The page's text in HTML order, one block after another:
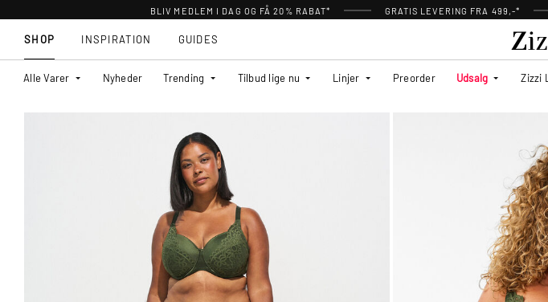
BLIV MEDLEM I DAG OG FÅ 20% RABAT* GRATIS LEVERING FRA 499,-*
SHOP
Alle Varer Nyheder Trending Tilbud lige nu Linjer Preorder Udsalg Zizzi
INSPIRATION GUIDES